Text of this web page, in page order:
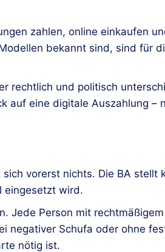
zahlen, online einkaufen
bekannt sind, sind für
rechtlich und politisch
auf eine digitale Auszahlung –
vorerst nichts. Die BA stellt
eingesetzt wird.
Jede Person mit rechtmäßigem
negativer Schufa oder ohne
nötig ist.